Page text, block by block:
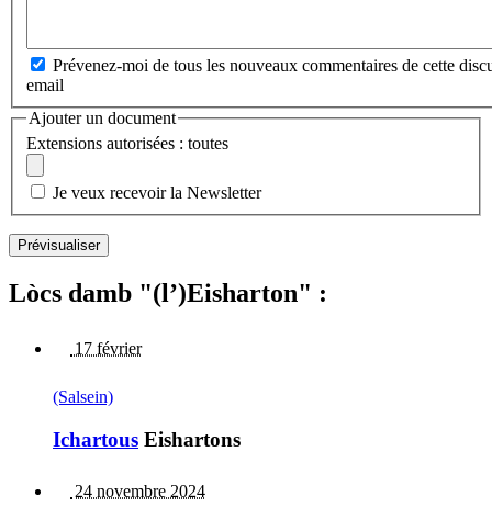
Prévenez-moi de tous les nouveaux commentaires de cette
email
Ajouter un document
Extensions autorisées : toutes
Je veux recevoir la Newsletter
Lòcs damb "(l’)Eisharton" :
17 février
(Salsein)
Ichartous Eishartons
24 novembre 2024